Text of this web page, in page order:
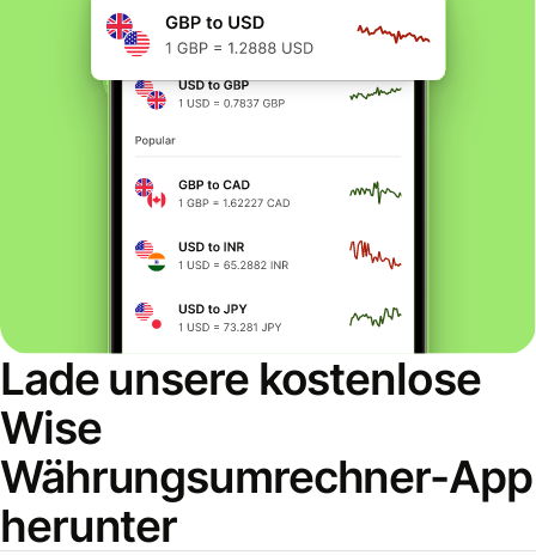
Lade unsere kostenlose
Wise
Währungsumrechner-App
herunter